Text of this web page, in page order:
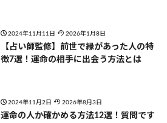
2024年11月11日 2026年1月8日
【占い師監修】前世で縁があった人の特
徴7選！運命の相手に出会う方法とは
2024年11月2日 2026年8月3日
運命の人か確かめる方法12選！質問です